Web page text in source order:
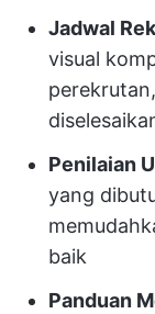
Jadwal
visual
Penilaian
yang
baik
Panduan